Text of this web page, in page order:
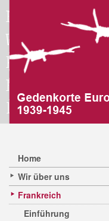
Home
Wir über uns
Frankreich
Einführung